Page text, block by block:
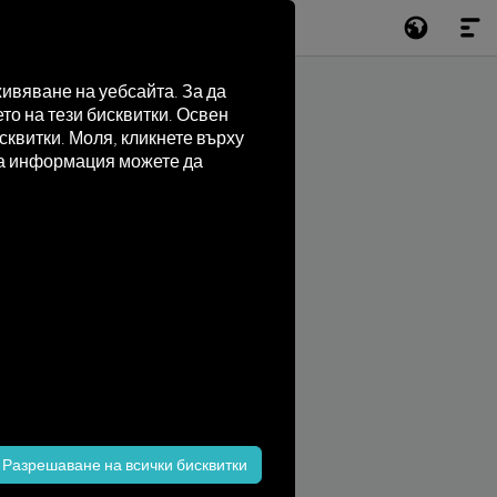
на уебсайта. За да
на тези бисквитки. Освен
Моля, кликнете върху
информация можете да
Разрешаване на всички бисквитки